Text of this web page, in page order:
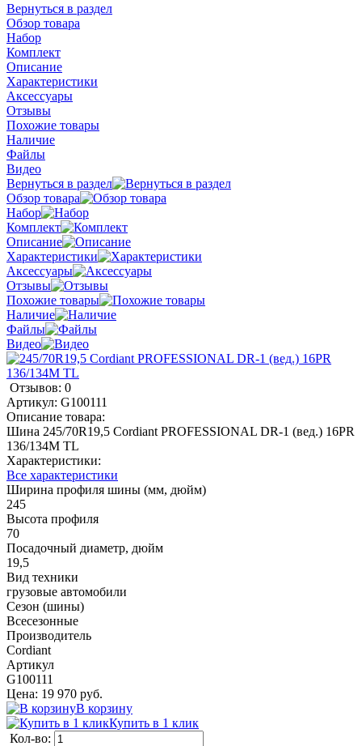
Вернуться в раздел
Обзор товара
Набор
Комплект
Описание
Характеристики
Аксессуары
Отзывы
Похожие товары
Наличие
Файлы
Видео
Вернуться в раздел
Обзор товара
Набор
Комплект
Описание
Характеристики
Аксессуары
Отзывы
Похожие товары
Наличие
Файлы
Видео
Отзывов: 0
Артикул: G100111
Описание товара:
Шина 245/70R19,5 Cordiant PROFESSIONAL DR-1 (вед.) 16PR
136/134М TL
Характеристики:
Все характеристики
Ширина профиля шины (мм, дюйм)
245
Высота профиля
70
Посадочный диаметр, дюйм
19,5
Вид техники
грузовые автомобили
Сезон (шины)
Всесезонные
Производитель
Cordiant
Артикул
G100111
Цена: 19 970 руб.
В корзину
Купить в 1 клик
Кол-во: